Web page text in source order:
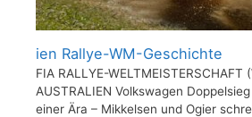
ien Rallye-WM-Geschichte
FIA RALLYE-WELTMEISTERSCHAFT
AUSTRALIEN Volkswagen
einer Ära – Mikkelsen und Ogier